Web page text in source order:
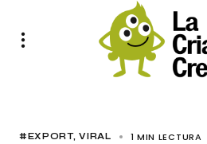
#EXPORT VIRAL
1 MIN LECTURA